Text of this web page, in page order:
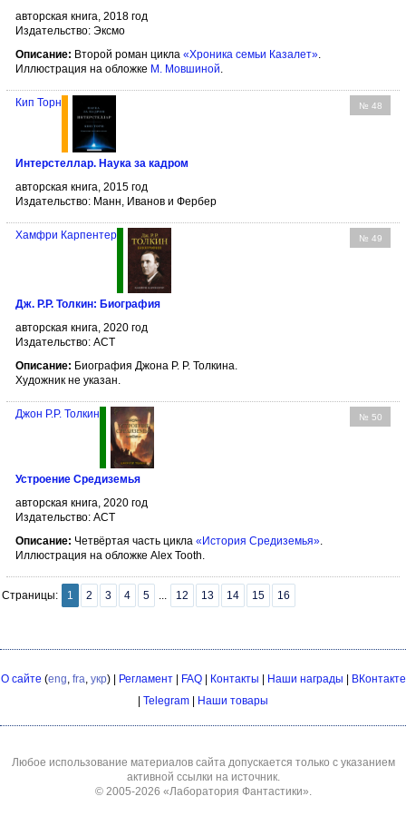
авторская книга, 2018 год
Издательство: Эксмо
Описание: Второй роман цикла «Хроника семьи Казалет».
Иллюстрация на обложке М. Мовшиной.
№ 48
Кип Торн
Интерстеллар. Наука за кадром
авторская книга, 2015 год
Издательство: Манн, Иванов и Фербер
№ 49
Хамфри Карпентер
Дж. Р.Р. Толкин: Биография
авторская книга, 2020 год
Издательство: АСТ
Описание: Биография Джона Р. Р. Толкина.
Художник не указан.
№ 50
Джон Р.Р. Толкин
Устроение Средиземья
авторская книга, 2020 год
Издательство: АСТ
Описание: Четвёртая часть цикла «История Средиземья».
Иллюстрация на обложке Alex Tooth.
Страницы: 1 2 3 4 5 ... 12 13 14 15 16
О сайте (eng, fra, укр) | Регламент| FAQ| Контакты Наши награды
ВКонтакте
Telegram Наши товары
Любое использование материалов сайта допускается только с указанием
активной ссылки на источник.
© 2005-2026 «Лаборатория Фантастики».